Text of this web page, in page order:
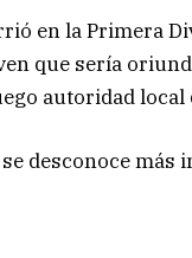
en la Primera
que sería
autoridad
desconoce más